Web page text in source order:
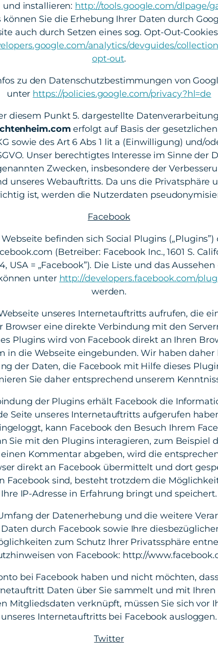
installieren: http://tools.google.com/dlpage/
Sie die Erhebung Ihrer Daten durch
auch durch Setzen eines sog. Opt-Out-
analytics/devguides/
opt-out.
zu den Datenschutzbestimmungen von
unter https://policies.google.com/privacy?hl=de
diesem Punkt 5. dargestellte
erfolgt auf Basis der
sowie des Art 6 Abs 1 lit a (Einwilligung) und/
Unser berechtigtes Interesse im Sinne der
Zwecken, insbesondere der
unseres Webauftritts. Da uns die Privatsphäre
ist, werden die Nutzerdaten
Facebook
befinden sich Social Plugins („Plugins”)
(Betreiber: Facebook Inc., 1601 S.
USA = „Facebook”). Die Liste und das
unter http://developers.facebook.com/
werden.
unseres Internetauftritts aufrufen, die
Browser eine direkte Verbindung mit den
Plugins wird von Facebook direkt an Ihren
in die Webseite eingebunden. Wir haben daher
der Daten, die Facebook mit Hilfe dieses
Sie daher entsprechend unserem
der Plugins erhält Facebook die
Seite unseres Internetauftritts aufgerufen
kann Facebook den Besuch Ihrem
Sie mit den Plugins interagieren, zum Beispiel
Kommentar abgeben, wird die
direkt an Facebook übermittelt und dort
Facebook sind, besteht trotzdem die
Ihre IP-Adresse in Erfahrung bringt und speichert.
der Datenerhebung und die weitere
durch Facebook sowie Ihre
zum Schutz Ihrer Privatssphäre
von Facebook: http://
bei Facebook haben und nicht möchten,
Daten über Sie sammelt und mit Ihren
Mitgliedsdaten verknüpft, müssen Sie sich vor
unseres Internetauftritts bei Facebook ausloggen.
Twitter